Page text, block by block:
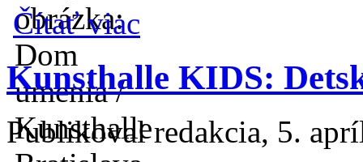
Čítať viac
Kunsthalle KIDS:
Publikovalredakcia, 5.